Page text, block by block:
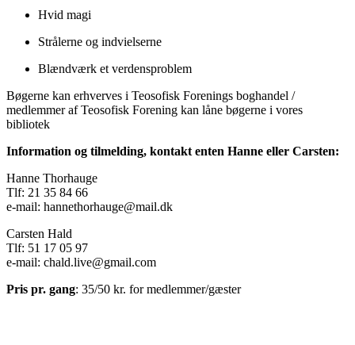
Hvid magi
Strålerne og indvielserne
Blændværk et verdensproblem
Bøgerne kan erhverves i Teosofisk Forenings boghandel /
medlemmer af Teosofisk Forening kan låne bøgerne i vores
bibliotek
Information og tilmelding, kontakt enten Hanne eller Carsten:
Hanne Thorhauge
Tlf: 21 35 84 66
e-mail: hannethorhauge@mail.dk
Carsten Hald
Tlf: 51 17 05 97
e-mail: chald.live@gmail.com
Pris pr. gang: 35/50 kr. for medlemmer/gæster